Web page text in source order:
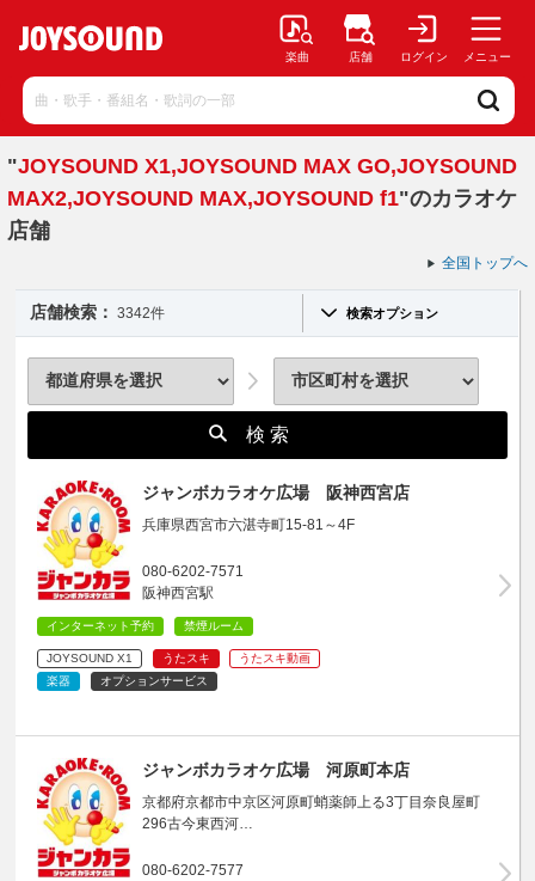
楽曲 店舗 ログイン メニュー
"JOYSOUND X1,JOYSOUND MAX GO,JOYSOUND
MAX2,JOYSOUND MAX,JOYSOUND f1"のカラオケ
店舗
全国トップへ
店舗検索： 3342件 検索オプション
検 索
ジャンボカラオケ広場 阪神西宮店
兵庫県西宮市六湛寺町15-81～4F
080-6202-7571
阪神西宮駅
インターネット予約 禁煙ルーム
JOYSOUND X1 うたスキ
うたスキ動画
楽器
オプションサービス
ジャンボカラオケ広場 河原町本店
京都府京都市中京区河原町蛸薬師上る3丁目奈良屋町
296古今東西河…
080-6202-7577